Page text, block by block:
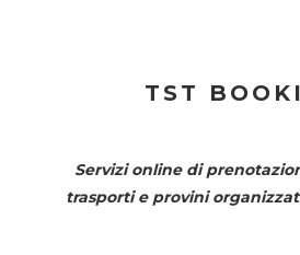
TST
Servizi online di
trasporti e provini